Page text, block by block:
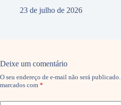
23 de julho de 2026
Deixe um comentário
O seu endereço de e-mail não será publicado.
marcados com *